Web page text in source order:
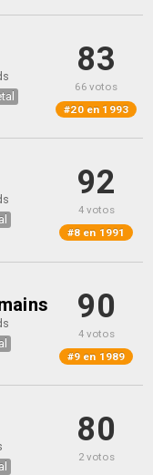
83
66 votos
#20 en 1993
92
4 votos
#8 en 1991
90
4 votos
#9 en 1989
80
2 votos